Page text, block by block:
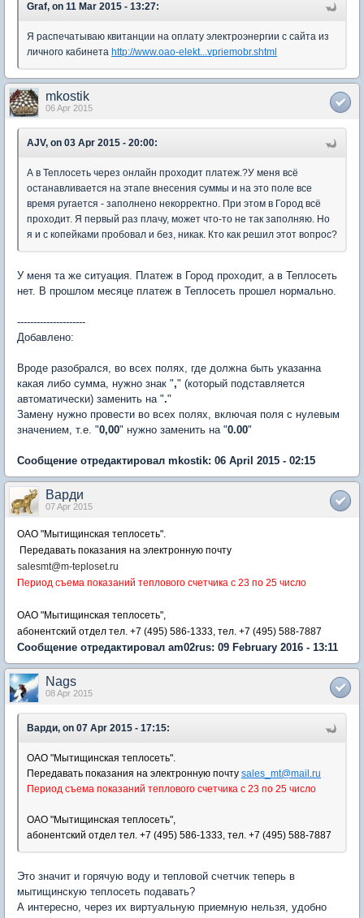
Graf, on 11 Mar 2015 - 13:27:
Я распечатываю квитанции на оплату электроэнергии с сайта из
личного кабинета http://www.oao-elekt...vpriemobr.shtml
mkostik
06 Apr 2015
AJV, on 03 Apr 2015 - 20:00:
А в Теплосеть через онлайн проходит платеж.?У меня всё
останавливается на этапе внесения суммы и на это поле все
время ругается - заполнено некорректно. При этом в Город всё
проходит. Я первый раз плачу, может что-то не так заполняю. Но
я и с копейками пробовал и без, никак. Кто как решил этот вопрос?
У меня та же ситуация. Платеж в Город проходит, а в Теплосеть
нет. В прошлом месяце платеж в Теплосеть прошел нормально.
---------------------
Добавлено:
Вроде разобрался, во всех полях, где должна быть указанна
какая либо сумма, нужно знак "," (который подставляется
автоматически) заменить на "."
Замену нужно провести во всех полях, включая поля с нулевым
значением, т.е. "0,00" нужно заменить на "0.00"
Сообщение отредактировал mkostik: 06 April 2015 - 02:15
Варди
07 Apr 2015
ОАО "Мытищинская теплосеть".
Передавать показания на электронную почту
salesmt@m-teploset.ru
Период съема показаний теплового счетчика с 23 по 25 число
ОАО "Мытищинская теплосеть",
абонентский отдел тел. +7 (495) 586-1333, тел. +7 (495) 588-7887
Сообщение отредактировал am02rus: 09 February 2016 - 13:11
Nags
08 Apr 2015
Варди, on 07 Apr 2015 - 17:15:
ОАО "Мытищинская теплосеть".
Передавать показания на электронную почту sales_mt@mail.ru
Период съема показаний теплового счетчика с 23 по 25 число
ОАО "Мытищинская теплосеть",
абонентский отдел тел. +7 (495) 586-1333, тел. +7 (495) 588-7887
Это значит и горячую воду и тепловой счетчик теперь в
мытищинскую теплосеть подавать?
А интересно, через их виртуальную приемную нельзя, удобно